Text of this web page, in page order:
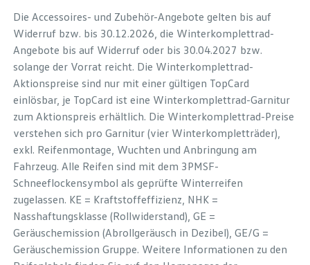
Die Accessoires- und Zubehör-Angebote gelten bis auf
Widerruf bzw. bis 30.12.2026, die Winterkomplettrad-
Angebote bis auf Widerruf oder bis 30.04.2027 bzw.
solange der Vorrat reicht. Die Winterkomplettrad-
Aktionspreise sind nur mit einer gültigen TopCard
einlösbar, je TopCard ist eine Winterkomplettrad-Garnitur
zum Aktionspreis erhältlich. Die Winterkomplettrad-Preise
verstehen sich pro Garnitur (vier Winterkompletträder),
exkl. Reifenmontage, Wuchten und Anbringung am
Fahrzeug. Alle Reifen sind mit dem 3PMSF-
Schneeflockensymbol als geprüfte Winterreifen
zugelassen. KE = Kraftstoffeffizienz, NHK =
Nasshaftungsklasse (Rollwiderstand), GE =
Geräuschemission (Abrollgeräusch in Dezibel), GE/G =
Geräuschemission Gruppe. Weitere Informationen zu den